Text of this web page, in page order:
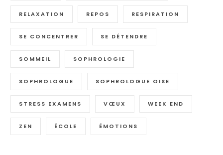
RELAXATION REPOS RESPIRATION
SE CONCENTRER SE DÉTENDRE
SOMMEIL SOPHROLOGIE
SOPHROLOGUE SOPHROLOGUE OISE
STRESS EXAMENS VŒUX WEEK END
ZEN ÉCOLE ÉMOTIONS